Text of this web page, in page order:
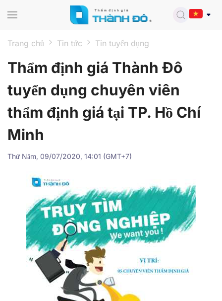
Trang chủ Tin tức Tin tuyển dụng
Thẩm định giá Thành Đô
tuyển dụng chuyên viên
thẩm định giá tại TP. Hồ Chí
Minh
Thứ Năm, 09/07/2020, 14:01 (GMT+7)